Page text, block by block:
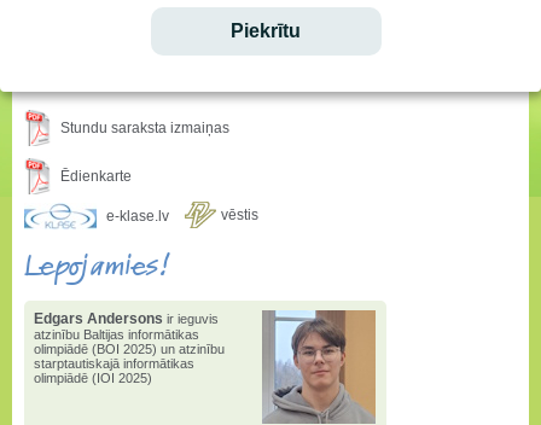
Piekrītu
Dzimšanas dienu svin:
Stundu saraksta izmaiņas
Ēdienkarte
e-klase.lv vēstis
Lepojamies!
Edgars Andersons ir ieguvis
atzinību Baltijas informātikas
olimpiādē (BOI 2025) un atzinību
starptautiskajā informātikas
olimpiādē (IOI 2025)